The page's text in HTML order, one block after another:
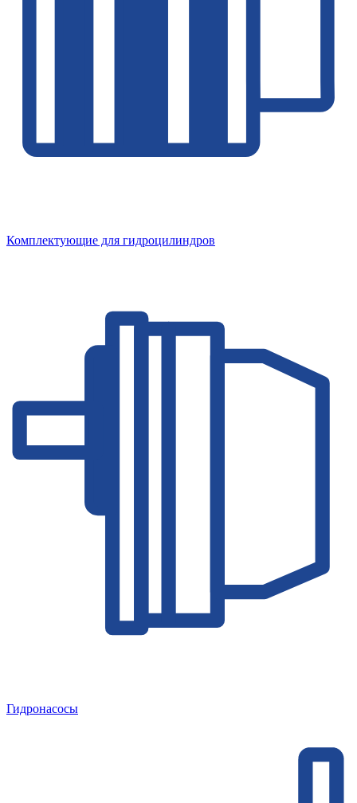
Комплектующие для гидроцилиндров
Гидронасосы